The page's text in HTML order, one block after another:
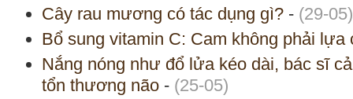
Cây rau mương có tác dụng gì? - (29-05)
Bổ sung vitamin C: Cam không phải lựa
Nắng nóng như đổ lửa kéo dài, bác sĩ
tổn thương não - (25-05)